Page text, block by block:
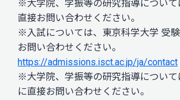
※大学院、学振等の研究指導について
直接お問い合わせください。
※入試については、東京科学大学 受
お問い合わせください。
https://admissions.isct.ac.jp/ja/contact
※大学院、学振等の研究指導について
に直接お問い合わせください。